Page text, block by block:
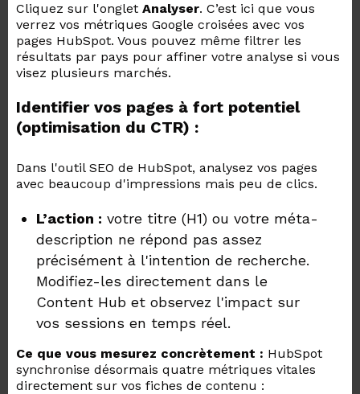
Cliquez sur l'onglet Analyser. C’est ici que vous
verrez vos métriques Google croisées avec vos
pages HubSpot. Vous pouvez même filtrer les
résultats par pays pour affiner votre analyse si vous
visez plusieurs marchés.
Identifier vos pages à fort potentiel
(optimisation du CTR) :
Dans l'outil SEO de HubSpot, analysez vos pages
avec beaucoup d'impressions mais peu de clics.
L’action : votre titre (H1) ou votre méta-
description ne répond pas assez
précisément à l'intention de recherche.
Modifiez-les directement dans le
Content Hub et observez l'impact sur
vos sessions en temps réel.
Ce que vous mesurez concrètement : HubSpot
synchronise désormais quatre métriques vitales
directement sur vos fiches de contenu :